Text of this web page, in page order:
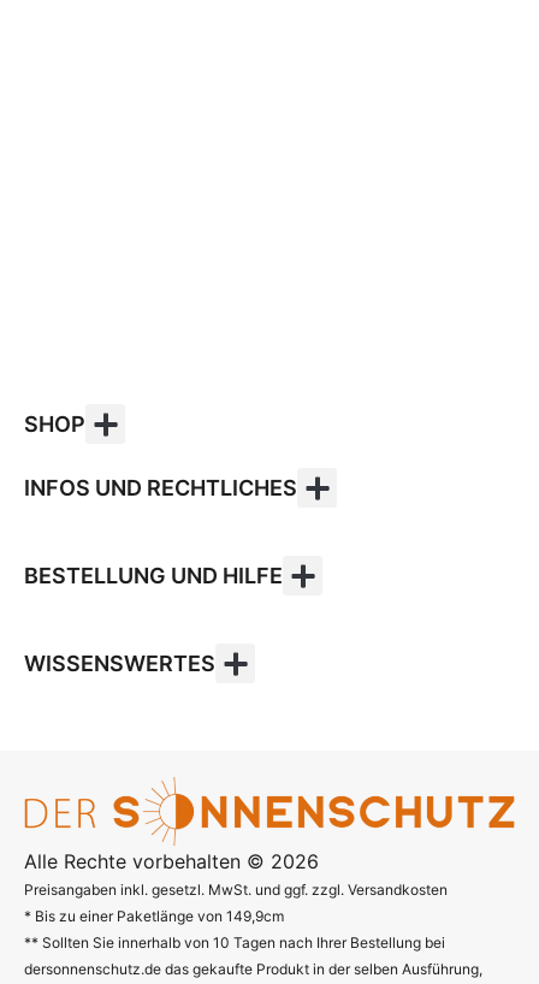
SHOP
INFOS UND RECHTLICHES
BESTELLUNG UND HILFE
WISSENSWERTES
Alle Rechte vorbehalten © 2026
Preisangaben inkl. gesetzl. MwSt. und ggf. zzgl. Versandkosten
* Bis zu einer Paketlänge von 149,9cm
** Sollten Sie innerhalb von 10 Tagen nach Ihrer Bestellung bei
dersonnenschutz.de das gekaufte Produkt in der selben Ausführung,